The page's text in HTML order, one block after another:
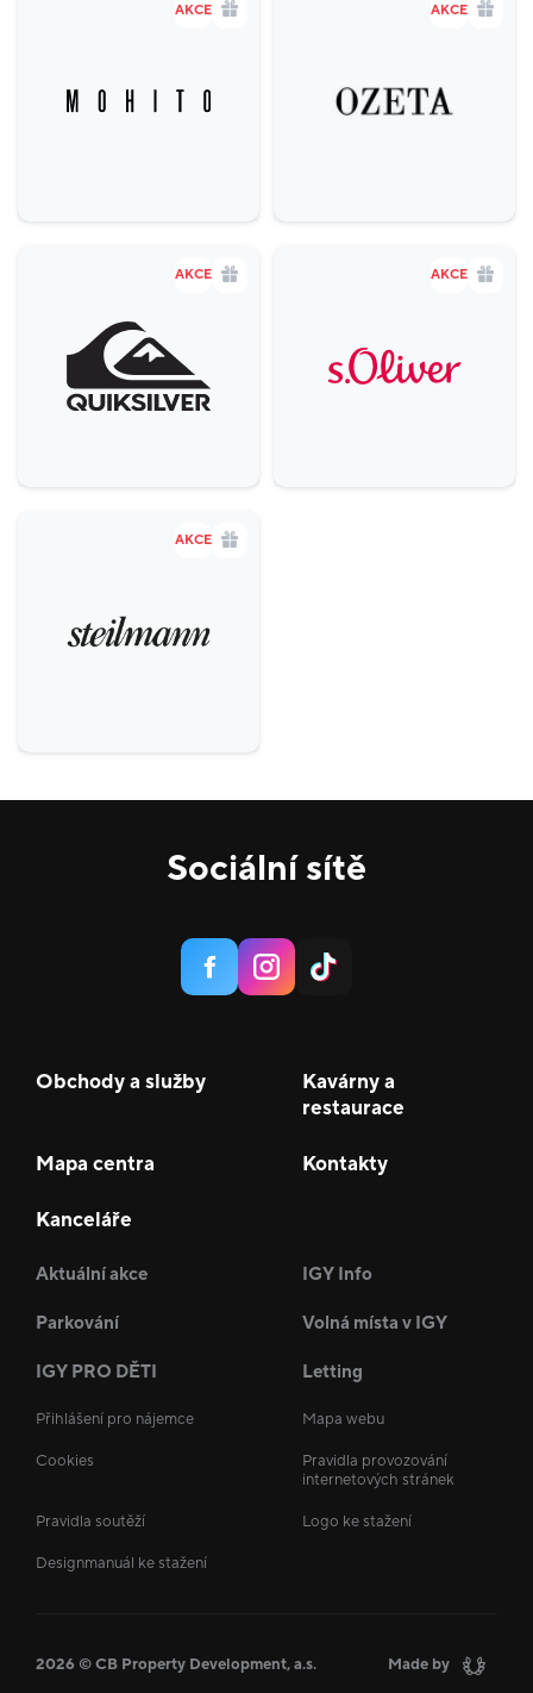
AKCE AKCE
AKCE AKCE
AKCE
Sociální sítě
Obchody a služby
Kavárny a
restaurace
Mapa centra Kontakty
Kanceláře
Aktuální akce IGY Info
Parkování Volná místa v IGY
IGY PRO DĚTI Letting
Přihlášení pro nájemce Mapa webu
Cookies
Pravidla provozování
internetových stránek
Pravidla soutěží Logo ke stažení
Designmanuál ke stažení
2026 © CB Property Development, a.s. Made by